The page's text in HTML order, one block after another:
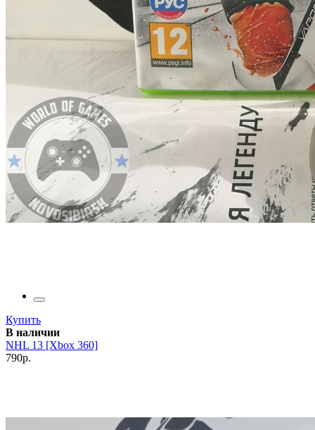
Купить
В наличии
NHL 13 [Xbox 360]
790р.